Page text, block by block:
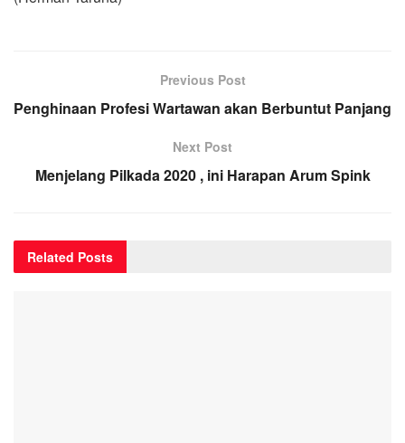
Previous Post
Penghinaan Profesi Wartawan akan Berbuntut Panjang
Next Post
Menjelang Pilkada 2020 , ini Harapan Arum Spink
Related Posts